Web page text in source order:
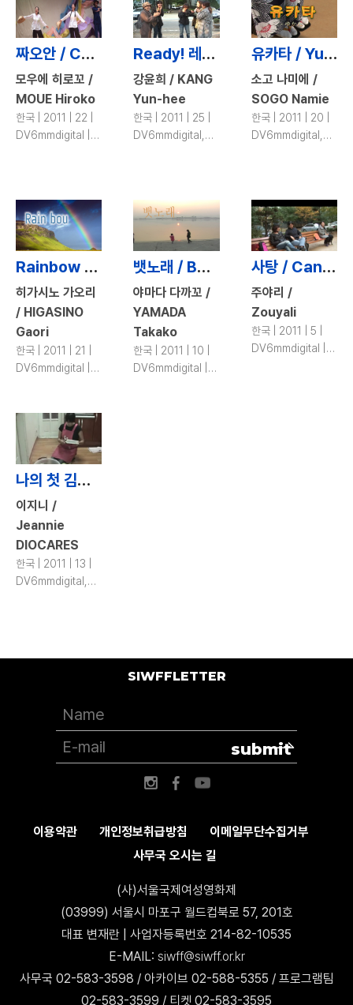
짜오안 / Chao Ahn
모우에 히로꼬 /
MOUE Hiroko
한국 | 2011 | 22 |
DV6mmdigital |
Ready! 레디! / Ready! Ready!
강윤희 / KANG
Yun-hee
한국 | 2011 | 25 |
DV6mmdigital,
유카타 / Yukata
소고 나미에 /
SOGO Namie
한국 | 2011 | 20 |
DV6mmdigital,
Rainbow / Rainbow
히가시노 가오리
/ HIGASINO
Gaori
한국 | 2011 | 21 |
DV6mmdigital |
뱃노래 / Boating Song
야마다 다까꼬 /
YAMADA
Takako
한국 | 2011 | 10 |
DV6mmdigital |
사탕 / Candy
주야리 /
Zouyali
한국 | 2011 | 5 |
DV6mmdigital |
나의 첫 김치 / My First Homemade Kimchi
이지니 /
Jeannie
DIOCARES
한국 | 2011 | 13 |
DV6mmdigital,
이용약관 개인정보취급방침
이메일무단수집거부
사무국 오시는 길
(사)서울국제여성영화제
(03999) 서울시 마포구 월드컵북로 57, 201호
대표 변재란 | 사업자등록번호 214-82-10535
E-MAIL: siwff@siwff.or.kr
사무국 02-583-3598 / 아카이브 02-588-5355 / 프로그램팀
02-583-3599 / 티켓 02-583-3595
SIWFFLETTER
submit